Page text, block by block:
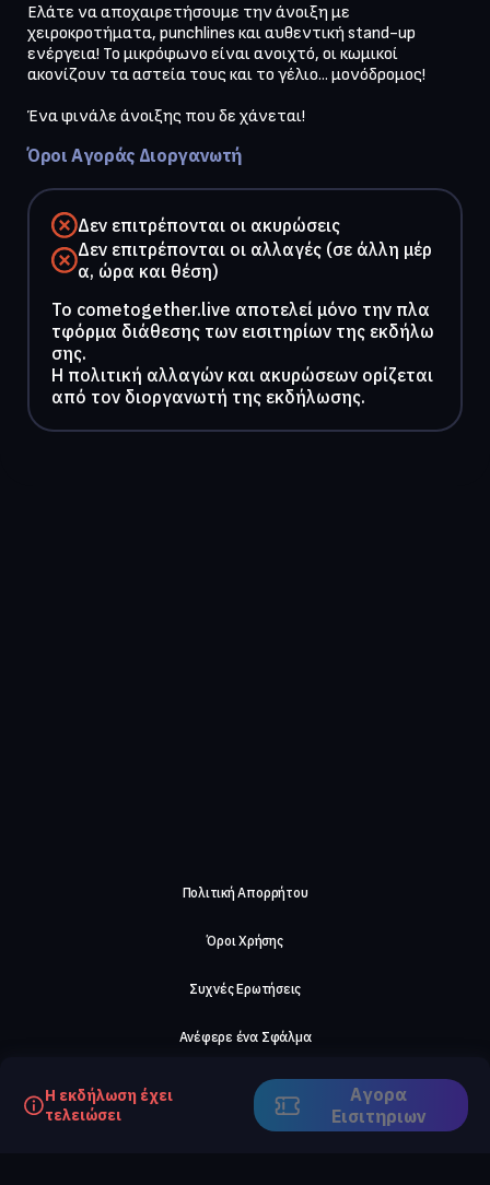
Ελάτε να αποχαιρετήσουμε την άνοιξη με
χειροκροτήματα, punchlines και αυθεντική stand-up
ενέργεια! Το μικρόφωνο είναι ανοιχτό, οι κωμικοί
ακονίζουν τα αστεία τους και το γέλιο... μονόδρομος!
Ένα φινάλε άνοιξης που δε χάνεται!
Όροι Αγοράς Διοργανωτή
Δεν επιτρέπονται οι ακυρώσεις
Δεν επιτρέπονται οι αλλαγές (σε άλλη μέρ
α, ώρα και θέση)
To cometogether.live αποτελεί μόνο την πλα
τφόρμα διάθεσης των εισιτηρίων της εκδήλω
σης.
Η πολιτική αλλαγών και ακυρώσεων ορίζεται
από τον διοργανωτή της εκδήλωσης.
Η εκδήλωση έχει
τελειώσει
Αγορα
Eισιτηριων
Πολιτική Απορρήτου
Όροι Χρήσης
Συχνές Ερωτήσεις
Ανέφερε ένα Σφάλμα
Σχετικά με μας
Careers